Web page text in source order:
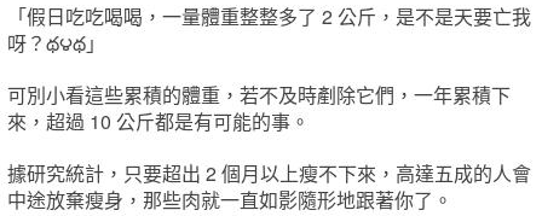
「假日吃吃喝喝，一量體重整整多了 2 公斤，是不是天要亡我
呀？థ౪థ」
可別小看這些累積的體重，若不及時剷除它們，一年累積下
來，超過 10 公斤都是有可能的事。
據研究統計，只要超出 2 個月以上瘦不下來，高達五成的人會
中途放棄瘦身，那些肉就一直如影隨形地跟著你了。